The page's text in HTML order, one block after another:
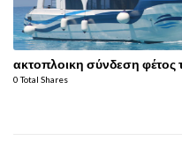
ακτοπλοικη σύνδεση φέτος
0 Total Shares